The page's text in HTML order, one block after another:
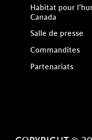
Habitat pour
Canada
Salle de presse
Commandites
Partenariats